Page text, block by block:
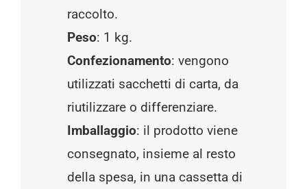
raccolto.
Peso: 1 kg.
Confezionamento: vengono
utilizzati sacchetti di carta, da
riutilizzare o differenziare.
Imballaggio: il prodotto viene
consegnato, insieme al resto
della spesa, in una cassetta di